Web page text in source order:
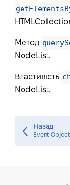
Метод
NodeList.
Властивість
NodeList.
Назад
Event